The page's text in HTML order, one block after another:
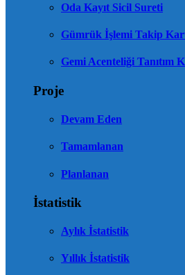
Oda Kayıt Sicil Sureti
Gümrük İşlemi Takip
Gemi Acenteliği Tanıtım
Proje
Devam Eden
Tamamlanan
Planlanan
İstatistik
Aylık İstatistik
Yıllık İstatistik